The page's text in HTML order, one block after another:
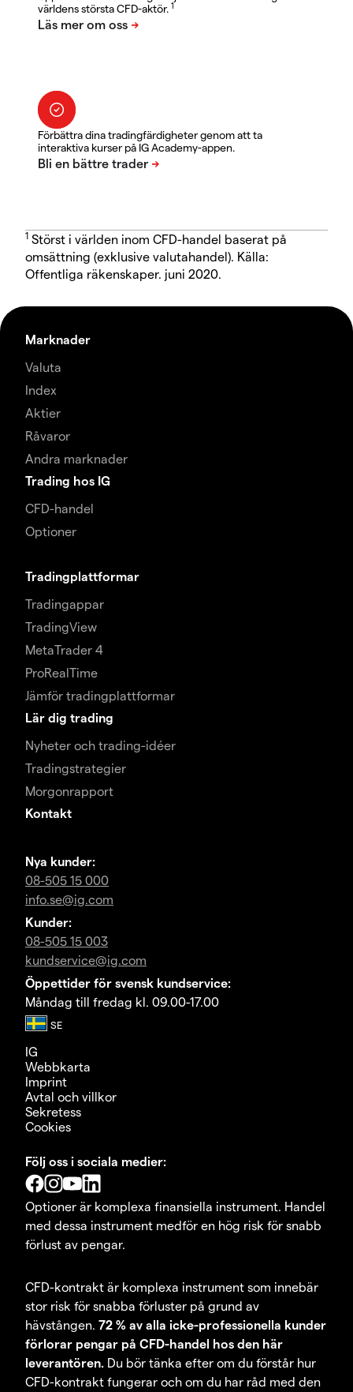
världens största CFD-aktör. 1
Förbättra dina tradingfärdigheter genom att ta
interaktiva kurser på IG Academy-appen.
1 Störst i världen inom CFD-handel baserat på
omsättning (exklusive valutahandel). Källa:
Offentliga räkenskaper. juni 2020.
Marknader
Valuta
Index
Aktier
Råvaror
Andra marknader
Trading hos IG
CFD-handel
Optioner
Tradingplattformar
Tradingappar
TradingView
MetaTrader 4
ProRealTime
Jämför tradingplattformar
Lär dig trading
Nyheter och trading-idéer
Tradingstrategier
Morgonrapport
Kontakt
Nya kunder:
08-505 15 000
info.se@ig.com
Kunder:
08-505 15 003
kundservice@ig.com
Öppettider för svensk kundservice:
Måndag till fredag kl. 09.00-17.00
IG
Webbkarta
Imprint
Avtal och villkor
Sekretess
Cookies
Följ oss i sociala medier:
Optioner är komplexa finansiella instrument. Handel
med dessa instrument medför en hög risk för snabb
förlust av pengar.
CFD-kontrakt är komplexa instrument som innebär
stor risk för snabba förluster på grund av
hävstången. 72 % av alla icke-professionella kunder
förlorar pengar på CFD-handel hos den här
leverantören. Du bör tänka efter om du förstår hur
CFD-kontrakt fungerar och om du har råd med den